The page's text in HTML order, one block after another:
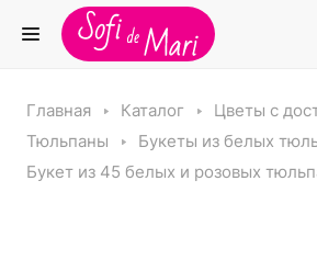
Главная Каталог
Цветы с
Тюльпаны
Букеты из белых
Букет из 45 белых и розовых